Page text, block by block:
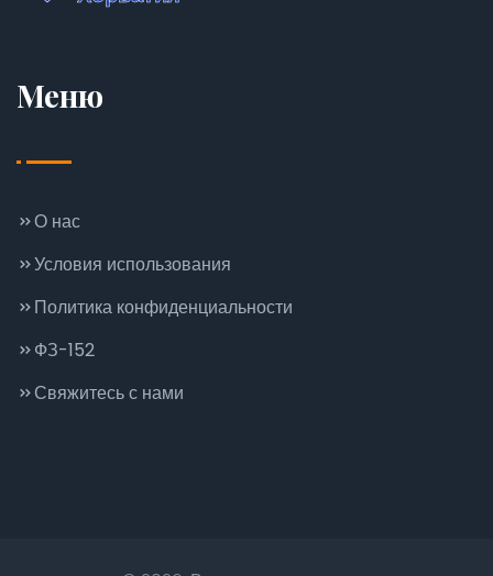
Меню
О нас
Условия использования
Политика конфиденциальности
ФЗ-152
Свяжитесь с нами